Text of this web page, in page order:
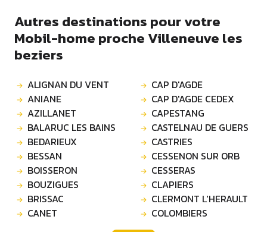
Autres destinations pour votre
Mobil-home proche Villeneuve les
beziers
ALIGNAN DU VENT
ANIANE
AZILLANET
BALARUC LES BAINS
BEDARIEUX
BESSAN
BOISSERON
BOUZIGUES
BRISSAC
CANET
CAP D'AGDE
CAP D'AGDE CEDEX
CAPESTANG
CASTELNAU DE GUERS
CASTRIES
CESSENON SUR ORB
CESSERAS
CLAPIERS
CLERMONT L'HERAULT
COLOMBIERS